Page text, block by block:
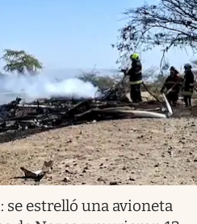
se estrelló una avioneta